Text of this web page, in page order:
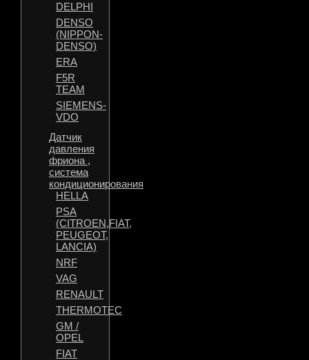
DELPHI
DENSO
(NIPPON-
DENSO)
ERA
F5R
TEAM
SIEMENS-
VDO
Датчик
давления
фриона ,
система
кондиционирования
HELLA
PSA
(CITROEN,FIAT,
PEUGEOT,
LANCIA)
NRF
VAG
RENAULT
THERMOTEC
GM /
OPEL
FIAT